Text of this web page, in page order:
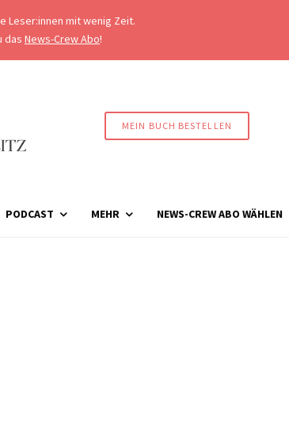
Leser:innen mit wenig Zeit.
das News-Crew Abo!
MEIN BUCH BESTELLEN
PODCAST MEHR NEWS-CREW ABO WÄHLEN